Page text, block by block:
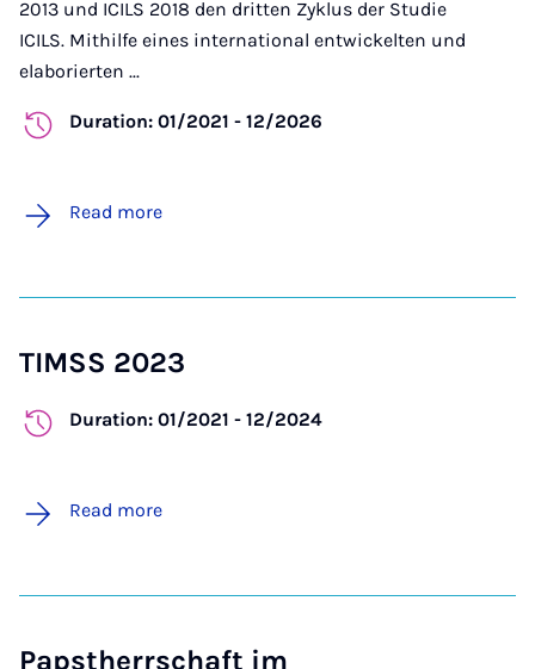
2013 und ICILS 2018 den dritten Zyklus der Studie
ICILS. Mithilfe eines international entwickelten und
elaborierten ...
Duration: 01/2021 - 12/2026
Read more
TIMSS 2023
Duration: 01/2021 - 12/2024
Read more
Papstherrschaft im